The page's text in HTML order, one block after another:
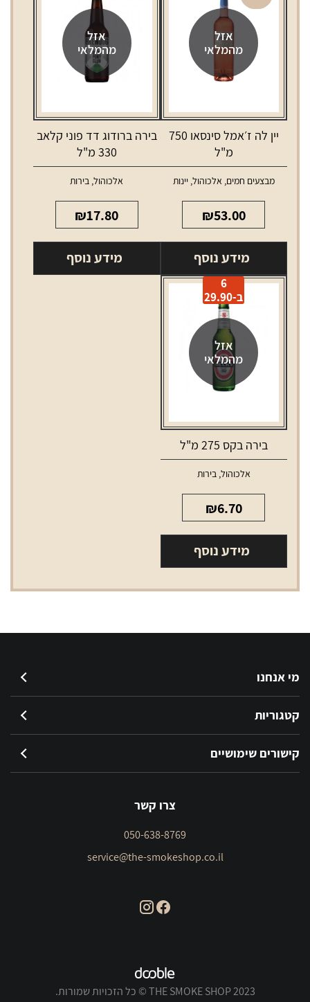
אזל
מהמלאי
יין לה ז׳אמל סינסאו 750
מ"ל
מבצעים חמים, אלכוהול,יינות
₪53.00
מידע נוסף
אזל
מהמלאי
בירה ברודוג דד פוני קלאב
330 מ"ל
אלכוהול, בירות
₪17.80
מידע נוסף
אזל
מהמלאי
6
ב-29.90
בירה בקס 275 מ"ל
אלכוהול,בירות
₪6.70
מידע נוסף
מי אנחנו
קטגוריות
קישורים שימושיים
צרו קשר
050-638-8769
service@the-smokeshop.co.il
THE SMOKE SHOP 2023 © כל הזכויות שמורות.